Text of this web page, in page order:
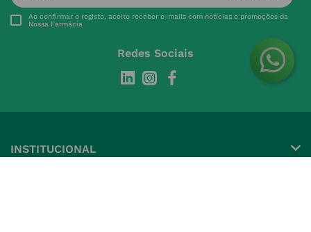
Ao confirmar o registo, aceito receber e-mails com notícias e promoções da
Nossa Farmácia
Redes Sociais
INSTITUCIONAL